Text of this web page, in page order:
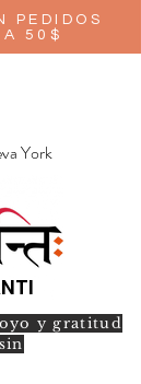
PEDIDOS
A 50$
York
y gratitud